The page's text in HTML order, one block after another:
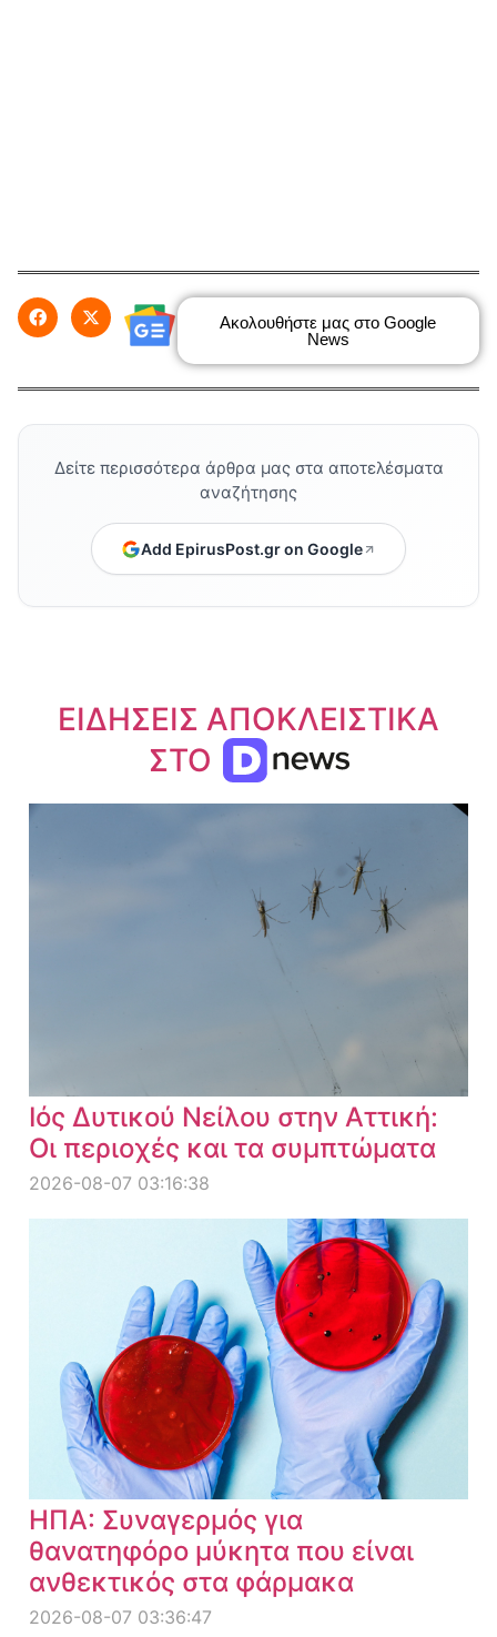
Ακολουθήστε μας στο Google
News
Δείτε περισσότερα άρθρα μας στα αποτελέσματα
αναζήτησης
Add EpirusPost.gr on Google
ΕΙΔΗΣΕΙΣ ΑΠΟΚΛΕΙΣΤΙΚΑ
ΣΤΟ
Ιός Δυτικού Νείλου στην Αττική:
Οι περιοχές και τα συμπτώματα
2026-08-07 03:16:38
ΗΠΑ: Συναγερμός για
θανατηφόρο μύκητα που είναι
ανθεκτικός στα φάρμακα
2026-08-07 03:36:47